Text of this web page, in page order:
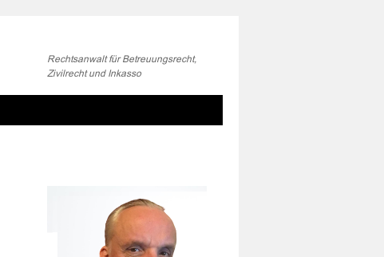
Rechtsanwalt für Betreuungsrecht,
Zivilrecht und Inkasso